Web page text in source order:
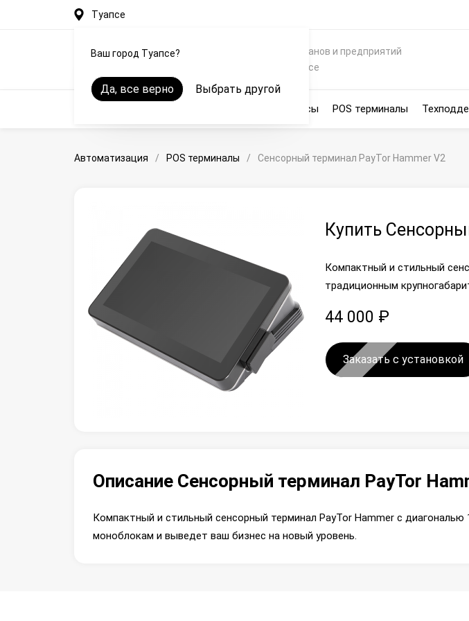
Туапсе
Ваш город Туапсе?
Да, все верно Выбрать другой
Автоматизация ресторанов и предприятий
общепита на iiko в Туапсе
Онлайн-кассы POS терминалы
Автоматизация / POS терминалы / Сенсорный терминал PayTor Hammer V2
Купить
Компактный и стильный
традиционным
44 000 ₽
Заказать с установкой
Описание Сенсорный терминал PayTor
Компактный и стильный сенсорный терминал PayTor Hammer с
моноблокам и выведет ваш бизнес на новый уровень.